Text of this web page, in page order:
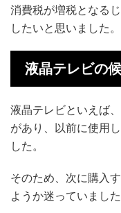
消費税が増税となる
したいと思いました。
液晶テレビの
液晶テレビといえば
があり、以前に使用
した。
そのため、次に購入
ようか迷っていました